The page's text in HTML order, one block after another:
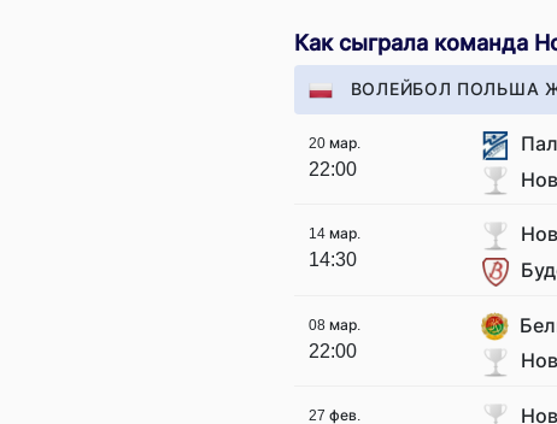
Как сыграла команда
ВОЛЕЙБОЛ ПОЛЬША
20 мар.
22:00
14 мар.
14:30
08 мар.
22:00
27 фев.